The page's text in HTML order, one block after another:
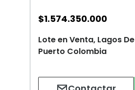
$1.574.350.000
Lote en Venta, Lagos
Puerto Colombia